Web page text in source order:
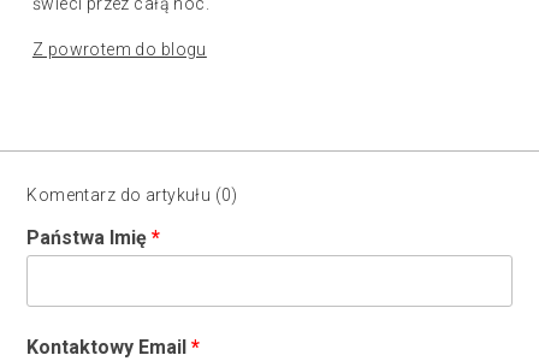
Z powrotem do blogu
Komentarz do artykułu (0)
Państwa Imię
Kontaktowy Email